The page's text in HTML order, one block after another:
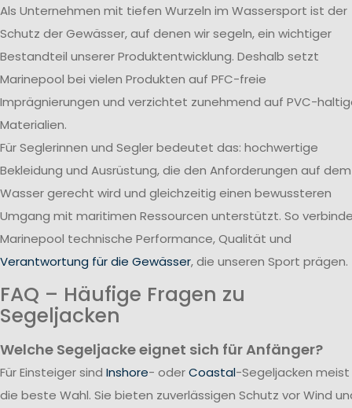
Als Unternehmen mit tiefen Wurzeln im Wassersport ist der
Schutz der Gewässer, auf denen wir segeln, ein wichtiger
Bestandteil unserer Produktentwicklung. Deshalb setzt
Marinepool bei vielen Produkten auf PFC-freie
Imprägnierungen und verzichtet zunehmend auf PVC-
Materialien.
Für Seglerinnen und Segler bedeutet das: hochwertige
Bekleidung und Ausrüstung, die den Anforderungen auf dem
Wasser gerecht wird und gleichzeitig einen bewussteren
Umgang mit maritimen Ressourcen unterstützt. So
Marinepool technische Performance, Qualität und
Verantwortung für die Gewässer, die unseren Sport prägen.
FAQ – Häufige Fragen zu
Segeljacken
Welche Segeljacke eignet sich für Anfänger?
Für Einsteiger sind Inshore- oderCoastal-Segeljacken meist
die beste Wahl. Sie bieten zuverlässigen Schutz vor Wind